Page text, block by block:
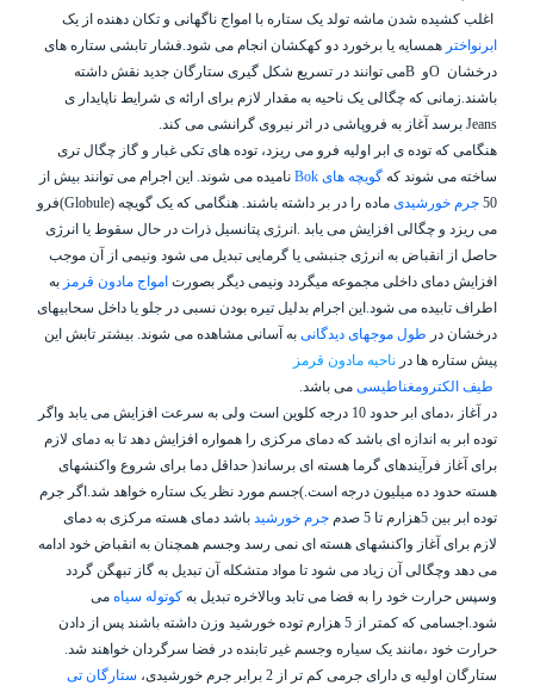
اغلب کشیده شدن ماشه تولد یک ستاره با امواج ناگهانی و تکان دهنده از یک
ابرنواختر همسایه یا برخورد دو کهکشان انجام می شود.فشار تابشی ستاره های
درخشان Oو Bمی توانند در تسریع شکل گیری ستارگان جدید نقش داشته
باشند.زمانی که چگالی یک ناحیه به مقدار لازم برای ارائه ی شرایط ناپایدار ی
Jeansبرسد آغاز به فروپاشی در اثر نیروی گرانشی می کند.
هنگامی که توده ی ابر اولیه فرو می ریزد، توده های تکی غبار و گاز چگال تری
ساخته می شوند که گویچه های Bok نامیده می شوند. این اجرام می توانند بیش از
50 جرم خورشیدی ماده را در بر داشته باشند. هنگامی که یک گویچه (Globule
)فرو
می ریزد و چگالی افزایش می یابد .انرژی پتانسیل ذرات در حال سقوط یا انرژی
حاصل از انقباض به انرژی جنبشی یا گرمایی تبدیل می شود ونیمی از آن موجب
افزایش دمای داخلی مجموعه میگردد ونیمی دیگر بصورت امواج مادون قرمز به
اطراف تابیده می شود.این اجرام بدلیل تیره بودن نسبی در جلو یا داخل سحابیهای
درخشان در طول موجهای دیدگانی به آسانی مشاهده می شوند. بیشتر تابش این
پیش ستاره ها در ناحیه مادون قرمز
طیف الکترومغناطیسیمی باشد.
در آغاز ،دمای ابر حدود 10 درجه کلوین است ولی به سرعت افزایش می یابد واگر
توده ابر به اندازه ای باشد که دمای مرکزی را همواره افزایش دهد تا به دمای لازم
برای آغاز فرآیندهای گرما هسته ای برساند( حداقل دما برای شروع واکنشهای
هسته حدود ده میلیون درجه است.)جسم مورد نظر یک ستاره خواهد شد.اگر جرم
توده ابر بین 5هزارم تا 5 صدم
جرم خورشید باشد دمای هسته مرکزی به دمای
لازم برای آغاز واکنشهای هسته ای نمی رسد وجسم همچنان به انقباض خود ادامه
می دهد وچگالی آن زیاد می شود تا مواد متشکله آن تبدیل به گاز تبهگن گردد
وسپس حرارت خود را به فضا می تابد وبالاخره تبدیل به کوتوله سیاه می
شود.اجسامی که کمتر از 5 هزارم توده خورشید وزن داشته باشند پس از دادن
حرارت خود ،مانند یک سیاره وجسم غیر تابنده در فضا سرگردان خواهند شد.
ستارگان اولیه ی دارای جرمی کم تر از 2 برابر جرم خورشیدی،
ستارگان تی